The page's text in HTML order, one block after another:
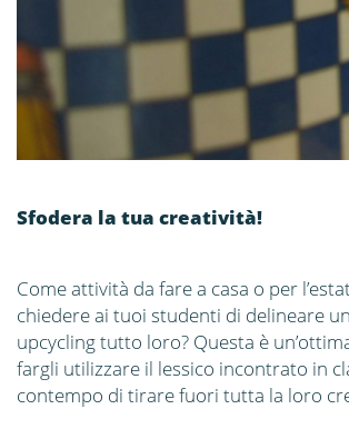
Sfodera la tua creatività!
Come attività da fare a casa o per
chiedere ai tuoi studenti di delineare
upcycling tutto loro? Questa è
fargli utilizzare il lessico incontrato in
contempo di tirare fuori tutta la loro